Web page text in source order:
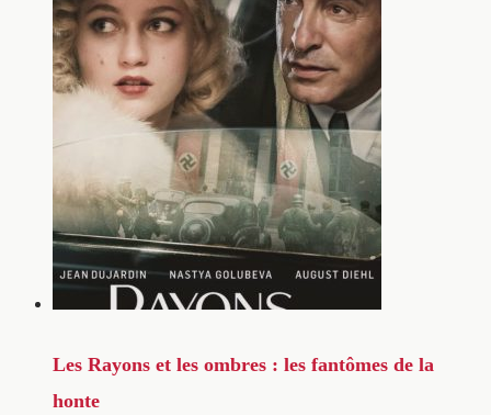
Les Rayons et les ombres : les fantômes de la
honte